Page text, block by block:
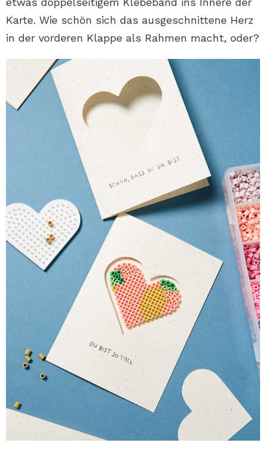
Karte. Wie schön sich das ausgeschnittene Herz
in der vorderen Klappe als Rahmen macht, oder?